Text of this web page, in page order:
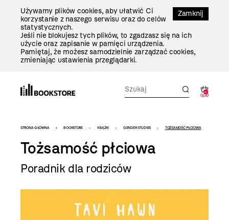
Zamknij
Używamy plików cookies, aby ułatwić Ci
korzystanie z naszego serwisu oraz do celów
statystycznych.
Jeśli nie blokujesz tych plików, to zgadzasz się na ich
użycie oraz zapisanie w pamięci urządzenia.
Pamiętaj, że możesz samodzielnie zarządzać cookies,
zmieniając ustawienia przeglądarki.
0
0,00
Bookstore
-
szablon
szczegóły
STRONA GŁÓWNA BOOKSTORE KSIĄŻKI GENDER STUDIES TOŻSAMOŚĆ PŁCIOWA
Tożsamość płciowa
Poradnik dla rodziców